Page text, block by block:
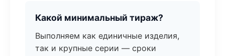
Какой минимальный тираж?
Выполняем как единичные изделия,
так и крупные серии — сроки